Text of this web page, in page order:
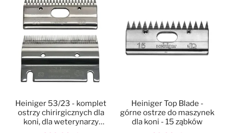
Heiniger 53/23 - komplet
ostrzy chirirgicznych dla
koni, dla weterynarzy
0,1mm
Heiniger Top Blade -
górne ostrze do maszynek
dla koni - 15 ząbków